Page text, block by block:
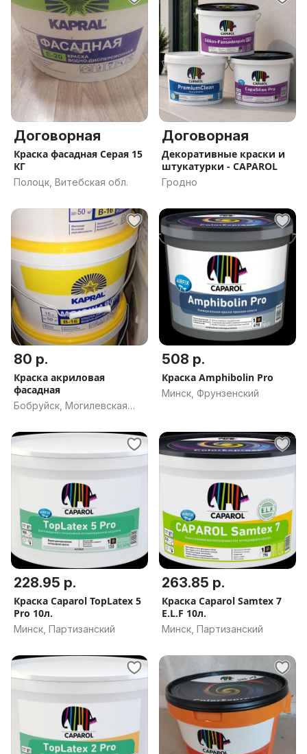
Договорная
Краска фасадная Серая 15
КГ
Полоцк, Витебская обл.
Договорная
Декоративные краски и
штукатурки - CAPAROL
Гродно
80 р.
Краска акриловая
фасадная
Бобруйск, Могилевская
508 р.
Краска Amphibolin Pro
Минск, Фрунзенский
228.95 р.
Краска Caparol TopLatex 5
Pro 10л.
Минск, Партизанский
263.85 р.
Краска Caparol Samtex 7
E.L.F 10л.
Минск, Партизанский